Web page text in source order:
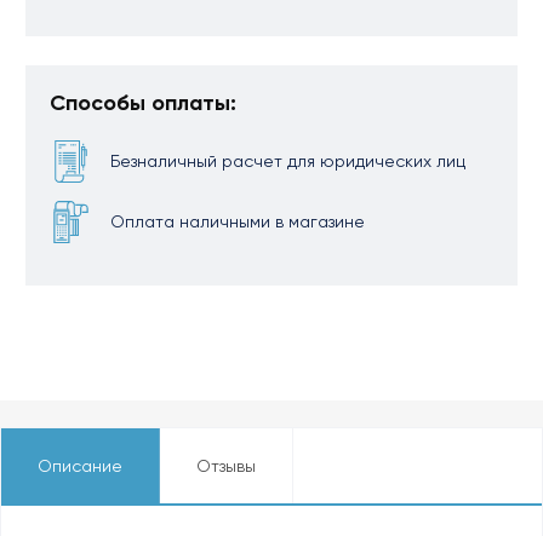
Способы оплаты:
Безналичный расчет для юридических лиц
Оплата наличными в магазине
Описание Отзывы